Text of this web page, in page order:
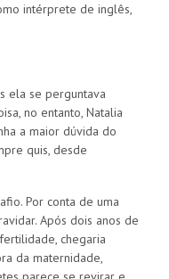
intérprete de inglês,
ela se perguntava
no entanto, Natalia
a maior dúvida do
quis, desde
Por conta de uma
Após dois anos de
chegaria
da maternidade,